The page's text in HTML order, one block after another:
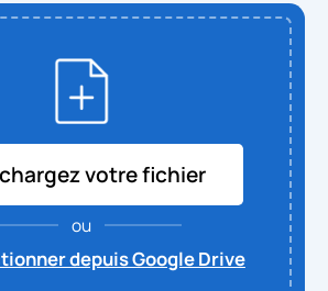
PDF
votre fichier
ou
depuis Google Drive